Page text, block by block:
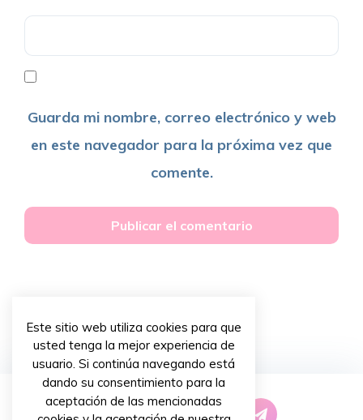
Guarda mi nombre, correo electrónico y web
en este navegador para la próxima vez que
comente.
Este sitio web utiliza cookies para que
usted tenga la mejor experiencia de
usuario. Si continúa navegando está
dando su consentimiento para la
aceptación de las mencionadas